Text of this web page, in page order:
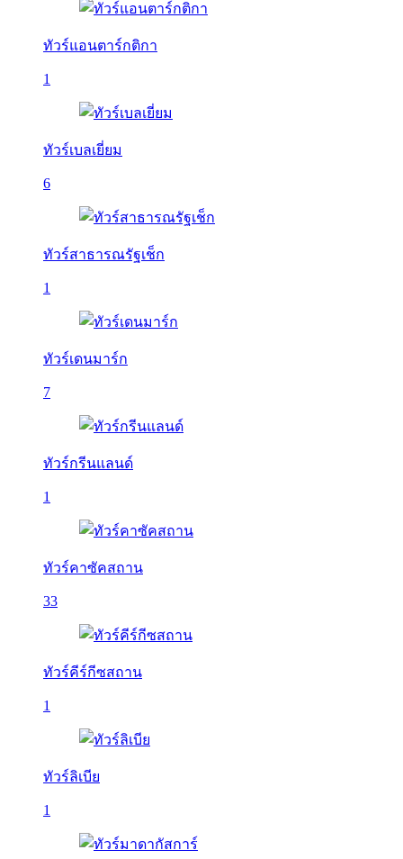
ทัวร์แอนตาร์กติกา
1
ทัวร์เบลเยี่ยม
6
ทัวร์สาธารณรัฐเช็ก
1
ทัวร์เดนมาร์ก
7
ทัวร์กรีนแลนด์
1
ทัวร์คาซัคสถาน
33
ทัวร์คีร์กีซสถาน
1
ทัวร์ลิเบีย
1